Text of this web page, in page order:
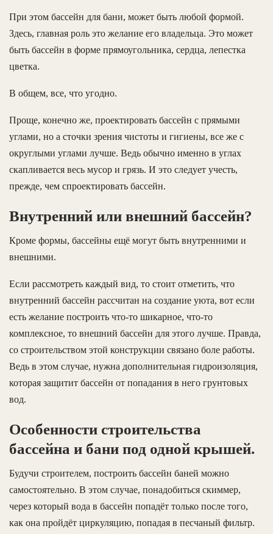
При этом бассейн для бани, может быть любой формой.
Здесь, главная роль это желание его владельца. Это может
быть бассейн в форме прямоугольника, сердца, лепестка
цветка.
В общем, все, что угодно.
Проще, конечно же, проектировать бассейн с прямыми
углами, но а сточки зрения чистоты и гигиены, все же с
округлыми углами лучше. Ведь обычно именно в углах
скапливается весь мусор и грязь. И это следует учесть,
прежде, чем спроектировать бассейн.
Внутренний или внешний бассейн?
Кроме формы, бассейны ещё могут быть внутренними и
внешними.
Если рассмотреть каждый вид, то стоит отметить, что
внутренний бассейн рассчитан на создание уюта, вот если
есть желание построить что-то шикарное, что-то
комплексное, то внешний бассейн для этого лучше. Правда,
со строительством этой конструкции связано боле работы.
Ведь в этом случае, нужна дополнительная гидроизоляция,
которая защитит бассейн от попадания в него грунтовых
вод.
Особенности строительства
бассейна и бани под одной крышей.
Будучи строителем, построить бассейн баней можно
самостоятельно. В этом случае, понадобиться скиммер,
через который вода в бассейн попадёт только после того,
как она пройдёт циркуляцию, попадая в песчаный фильтр.